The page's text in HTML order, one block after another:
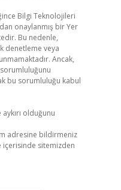
Bilgi Teknolojileri
onaylanmış bir Yer
Bu nedenle,
denetleme veya
Ancak,
bu sorumluluğu kabul
olduğunu
adresine bildirmeniz
içerisinde sitemizden